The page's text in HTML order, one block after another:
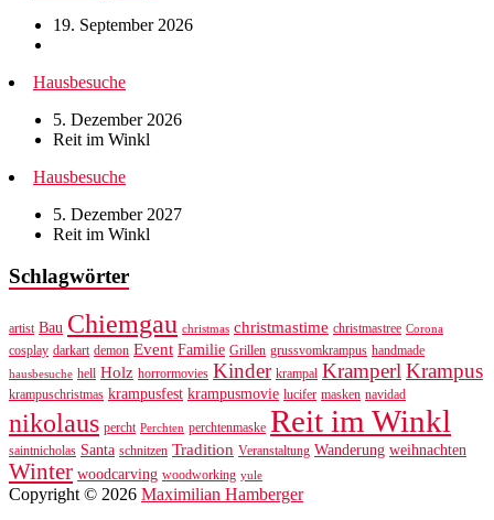
19. September 2026
Hausbesuche
5. Dezember 2026
Reit im Winkl
Hausbesuche
5. Dezember 2027
Reit im Winkl
Schlagwörter
artist Bau Chiemgau christmas christmastime christmastree Corona
cosplay darkart demon Event Familie Grillen grussvomkrampus handmade
hausbesuche hell Holz horrormovies Kinder krampal Kramperl Krampus
krampuschristmas krampusfest krampusmovie lucifer masken navidad
nikolaus percht Perchten perchtenmaske Reit im Winkl
saintnicholas Santa schnitzen Tradition Veranstaltung Wanderung weihnachten
Winter woodcarving woodworking yule
Copyright © 2026 Maximilian Hamberger